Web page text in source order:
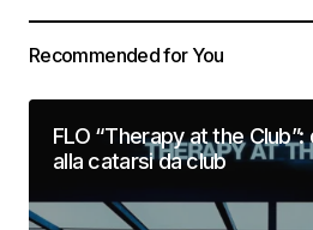
Recommended for You
FLO “Therapy at the
alla catarsi da club